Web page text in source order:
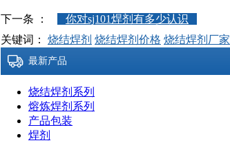
下一条 ：
你对sj101焊剂有多少认识
关键词： 烧结焊剂 烧结焊剂价格 烧结焊剂厂家
最新产品
烧结焊剂系列
熔炼焊剂系列
产品包装
焊剂